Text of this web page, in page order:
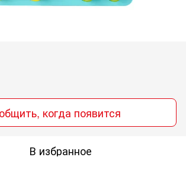
когда появится
В избранное